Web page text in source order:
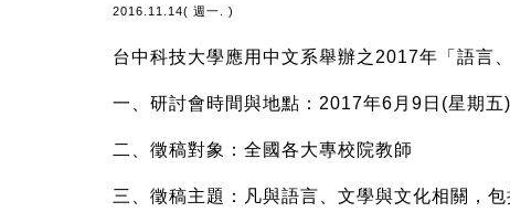
2016.11.14( 週一. )
台中科技大學應用中文系舉辦之2017年「語言
一、研討會時間與地點：2017年6月9日(星期
二、徵稿對象：全國各大專校院教師
三、徵稿主題：凡與語言、文學與文化相關，